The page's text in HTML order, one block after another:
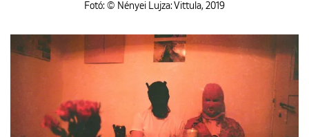
Fotó: © Nényei Lujza: Vittula, 2019